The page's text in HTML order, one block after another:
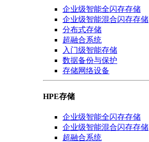
企业级智能全闪存存储
企业级智能混合闪存存储
分布式存储
超融合系统
入门级智能存储
数据备份与保护
存储网络设备
HPE存储
企业级智能全闪存存储
企业级智能混合闪存存储
超融合系统